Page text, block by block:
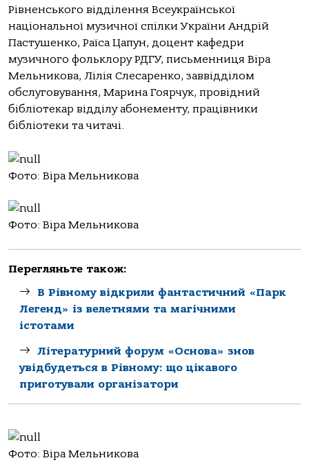
Рівненського відділення Всеукраїнської
національної музичної спілки України Андрій
Пастушенко, Раїса Цапун, доцент кафедри
музичного фольклору РДГУ, письменниця Віра
Мельникова, Лілія Слесаренко, заввідділом
обслуговування, Марина Гоярчук, провідний
бібліотекар відділу абонементу, працівники
бібліотеки та читачі.
Фото: Віра Мельникова
Фото: Віра Мельникова
Перегляньте також:
В Рівному відкрили фантастичний «Парк
Легенд» із велетнями та магічними
істотами
Літературний форум «Основа» знов
увідбудеться в Рівному: що цікавого
приготували організатори
Фото: Віра Мельникова